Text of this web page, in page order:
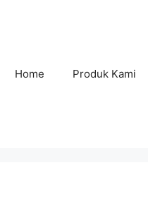
Home Produk Kami